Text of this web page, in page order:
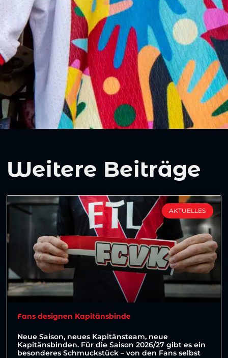
Weitere Beiträge
AKTUELLES
Fans designen Kapitänsbinde
Neue Saison, neues Kapitänsteam, neue
Kapitänsbinden. Für die Saison 2026/27 gibt es ein
besonderes Schmuckstück – von den Fans selbst